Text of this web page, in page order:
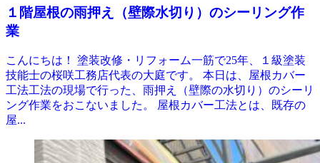
１階屋根の雨押え（壁際水切り）のシーリング作
業
こんにちは！ 塗装改修・リフォーム一筋で25年、１級塗装
技能士の桜咲工務店代表の大庭です。 本日は、屋根カバー
工法工法の現場で行った、雨押え（壁際の水切り）のシーリ
ング作業をおこないました。 屋根カバー工法とは、既存の
屋...